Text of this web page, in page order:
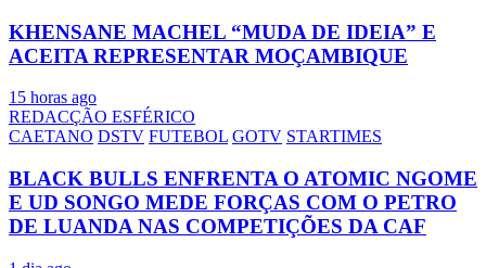
KHENSANE MACHEL “MUDA DE IDEIA” E
ACEITA REPRESENTAR MOÇAMBIQUE
15 horas ago
REDACÇÃO ESFÉRICO
CAETANO DSTV FUTEBOL GOTV STARTIMES
BLACK BULLS ENFRENTA O ATOMIC NGOME
E UD SONGO MEDE FORÇAS COM O PETRO
DE LUANDA NAS COMPETIÇÕES DA CAF